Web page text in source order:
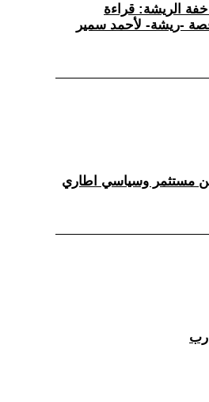
خفة الريشة: قراءة
-ريشة- لأحمد سمير